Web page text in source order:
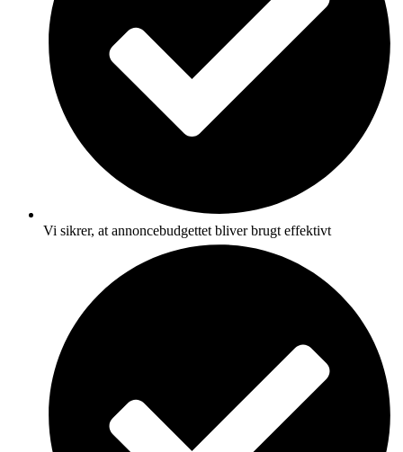
Vi sikrer, at annoncebudgettet bliver brugt effektivt